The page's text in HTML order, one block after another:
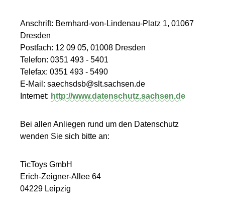
Anschrift: Bernhard-von-Lindenau-Platz 1, 01067
Dresden
Postfach: 12 09 05, 01008 Dresden
Telefon: 0351 493 - 5401
Telefax: 0351 493 - 5490
E-Mail: saechsdsb@slt.sachsen.de
Internet: http://www.datenschutz.sachsen.de
Bei allen Anliegen rund um den Datenschutz
wenden Sie sich bitte an:
TicToys GmbH
Erich-Zeigner-Allee 64
04229 Leipzig